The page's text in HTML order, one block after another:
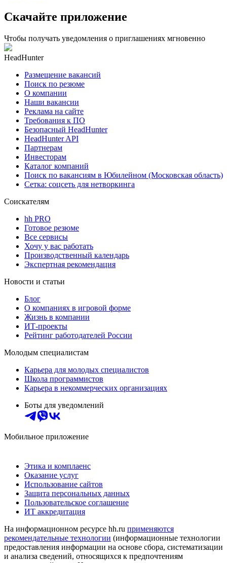
Скачайте приложение
Чтобы получать уведомления о приглашениях мгновенно
HeadHunter
Размещение вакансий
Поиск по резюме
О компании
Наши вакансии
Реклама на сайте
Требования к ПО
Безопасный HeadHunter
HeadHunter API
Партнерам
Инвесторам
Каталог компаний
Поиск по вакансиям в Юбилейном (Московская область)
Сетка: соцсеть для нетворкинга
Соискателям
hh PRO
Готовое резюме
Все сервисы
Хочу у вас работать
Производственный календарь
Экспертная рекомендация
Новости и статьи
Блог
О компаниях в игровой форме
Жизнь в компании
ИТ-проекты
Рейтинг работодателей России
Молодым специалистам
Карьера для молодых специалистов
Школа программистов
Карьера в некоммерческих организациях
Боты для уведомлений
Мобильное приложение
Этика и комплаенс
Оказание услуг
Использование сайтов
Защита персональных данных
Пользовательское соглашение
ИТ аккредитация
На информационном ресурсе hh.ru применяются
рекомендательные технологии (информационные технологии
предоставления информации на основе сбора, систематизации
и анализа сведений, относящихся к предпочтениям